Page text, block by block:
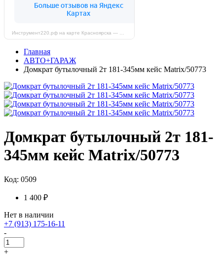
Главная
АВТО+ГАРАЖ
Домкрат бутылочный 2т 181-345мм кейс Matrix/50773
Домкрат бутылочный 2т 181-
345мм кейс Matrix/50773
Код: 0509
1 400 ₽
Нет в наличии
+7 (913) 175-16-11
-
+